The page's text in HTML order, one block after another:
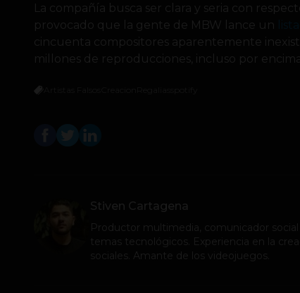
La compañía busca ser clara y seria con
provocado que la gente de MBW lance un
cincuenta compositores aparentemente
millones de reproducciones, incluso por
Stiven Cartagena
Productor multimedia, comunicador
temas tecnológicos. Experiencia en la
sociales. Amante de los videojuegos.